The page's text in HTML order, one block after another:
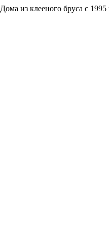
Дома из клееного бруса с 1995